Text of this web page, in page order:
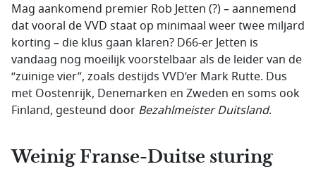
Mag aankomend premier Rob Jetten (?) – aannemend
dat vooral de VVD staat op minimaal weer twee miljard
korting – die klus gaan klaren? D66-er Jetten is
vandaag nog moeilijk voorstelbaar als de leider van de
“zuinige vier”, zoals destijds VVD’er Mark Rutte. Dus
met Oostenrijk, Denemarken en Zweden en soms ook
Finland, gesteund door Bezahlmeister Duitsland.
Weinig Franse-Duitse sturing